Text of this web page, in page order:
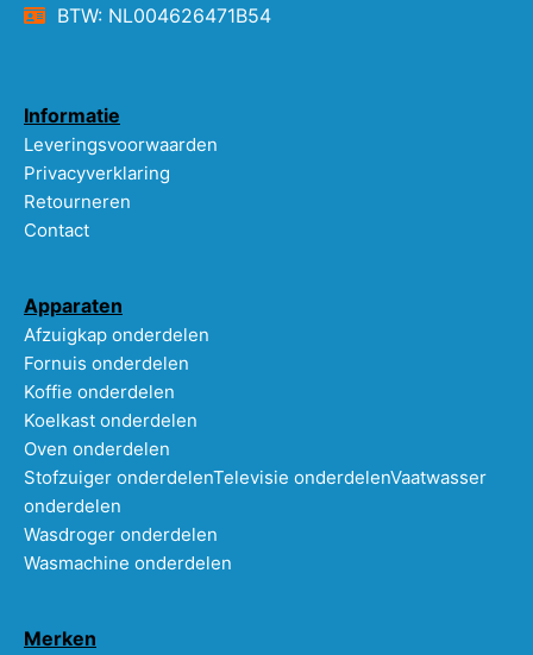
BTW: NL004626471B54
Informatie
Leveringsvoorwaarden
Privacyverklaring
Retourneren
Contact
Apparaten
Afzuigkap onderdelen
Fornuis onderdelen
Koffie onderdelen
Koelkast onderdelen
Oven onderdelen
Stofzuiger onderdelenTelevisie onderdelenVaatwasser
onderdelen
Wasdroger onderdelen
Wasmachine onderdelen
Merken